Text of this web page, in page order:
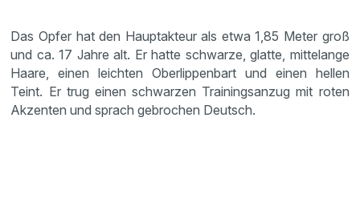
Das Opfer hat den Hauptakteur als etwa 1,85 Meter groß
und ca. 17 Jahre alt. Er hatte schwarze, glatte, mittelange
Haare, einen leichten Oberlippenbart und einen hellen
Teint. Er trug einen schwarzen Trainingsanzug mit roten
Akzenten und sprach gebrochen Deutsch.